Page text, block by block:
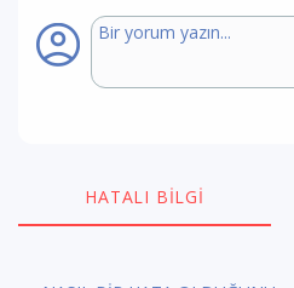
HATALI BILGI